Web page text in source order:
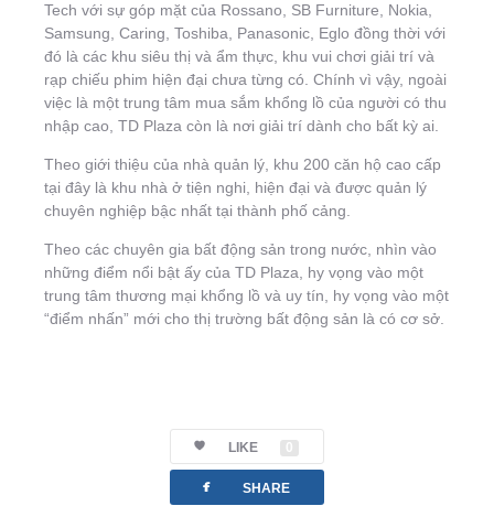
Tech với sự góp mặt của Rossano, SB Furniture, Nokia,
Samsung, Caring, Toshiba, Panasonic, Eglo đồng thời với
đó là các khu siêu thị và ẩm thực, khu vui chơi giải trí và
rạp chiếu phim hiện đại chưa từng có. Chính vì vậy, ngoài
việc là một trung tâm mua sắm khổng lồ của người có thu
nhập cao, TD Plaza còn là nơi giải trí dành cho bất kỳ ai.
Theo giới thiệu của nhà quản lý, khu 200 căn hộ cao cấp
tại đây là khu nhà ở tiện nghi, hiện đại và được quản lý
chuyên nghiệp bậc nhất tại thành phố cảng.
Theo các chuyên gia bất động sản trong nước, nhìn vào
những điểm nổi bật ấy của TD Plaza, hy vọng vào một
trung tâm thương mại khổng lồ và uy tín, hy vọng vào một
“điểm nhấn” mới cho thị trường bất động sản là có cơ sở.
LIKE 0
facebook SHARE